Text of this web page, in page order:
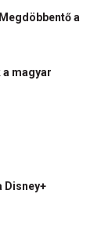
a
magyar
Disney+